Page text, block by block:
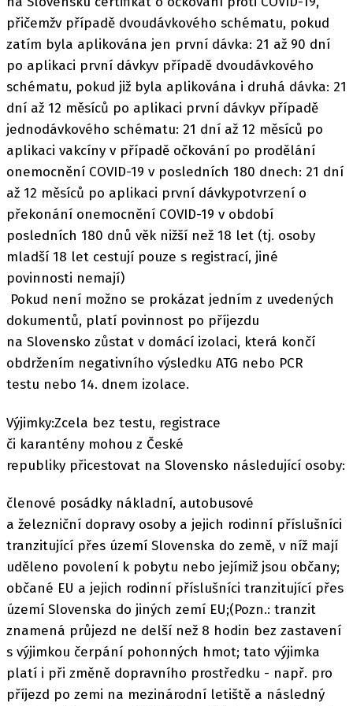
přičemžv případě dvoudávkového schématu, pokud
zatím byla aplikována jen první dávka: 21 až 90 dní
po aplikaci první dávkyv případě dvoudávkového
schématu, pokud již byla aplikována i druhá dávka: 21
dní až 12 měsíců po aplikaci první dávkyv případě
jednodávkového schématu: 21 dní až 12 měsíců po
aplikaci vakcíny v případě očkování po prodělání
onemocnění COVID-19 v posledních 180 dnech: 21 dní
až 12 měsíců po aplikaci první dávkypotvrzení o
překonání onemocnění COVID-19 v období
posledních 180 dnů věk nižší než 18 let (tj. osoby
mladší 18 let cestují pouze s registrací, jiné
povinnosti nemají)
Pokud není možno se prokázat jedním z uvedených
dokumentů, platí povinnost po příjezdu
na Slovensko zůstat v domácí izolaci, která končí
obdržením negativního výsledku ATG nebo PCR
testu nebo 14. dnem izolace.
Výjimky:Zcela bez testu, registrace
či karantény mohou z České
republiky přicestovat na Slovensko následující osoby:
členové posádky nákladní, autobusové
a železniční dopravy osoby a jejich rodinní příslušníci
tranzitující přes území Slovenska do země, v níž mají
uděleno povolení k pobytu nebo jejímiž jsou občany;
občané EU a jejich rodinní příslušníci tranzitující přes
území Slovenska do jiných zemí EU;(Pozn.: tranzit
znamená průjezd ne delší než 8 hodin bez zastavení
s výjimkou čerpání pohonných hmot; tato výjimka
platí i při změně dopravního prostředku - např. pro
příjezd po zemi na mezinárodní letiště a následný